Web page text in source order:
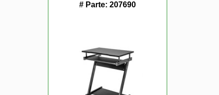
# Parte: 207690